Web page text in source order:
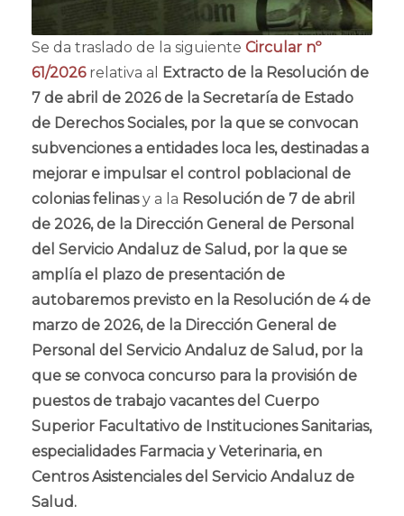
Se da traslado de la siguiente Circular nº
61/2026relativa al
Extracto de la Resolución de
7 de abril de 2026 de la Secretaría de Estado
de Derechos Sociales, por la que se convocan
subvenciones a entidades loca les, destinadas a
mejorar e impulsar el control poblacional de
colonias felinasy a la Resolución de 7 de abril
de 2026, de la Dirección General de Personal
del Servicio Andaluz de Salud, por la que se
amplía el plazo de presentación de
autobaremos previsto en la Resolución de 4 de
marzo de 2026, de la Dirección General de
Personal del Servicio Andaluz de Salud, por la
que se convoca concurso para la provisión de
puestos de trabajo vacantes del Cuerpo
Superior Facultativo de Instituciones Sanitarias,
especialidades Farmacia y Veterinaria, en
Centros Asistenciales del Servicio Andaluz de
Salud.